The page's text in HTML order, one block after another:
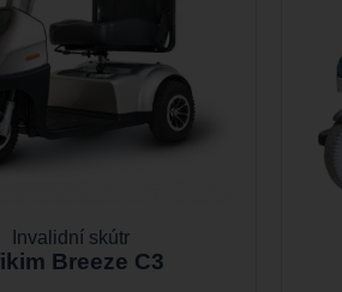
Invalidní skútr
Breeze C3